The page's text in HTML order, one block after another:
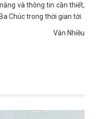
và thông tin cần thiết,
Chúc trong thời gian tới.
Văn Nhiều